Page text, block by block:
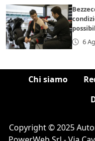
6
Chi siamo
Copyright © 2025